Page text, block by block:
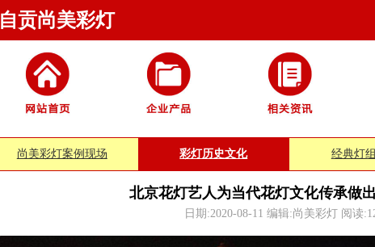
自贡尚美彩灯
尚美彩灯案例现场 彩灯历史文化 经典灯
北京花灯艺人为当代花灯文化传承做
日期:2020-08-11 编辑:尚美彩灯 阅读: